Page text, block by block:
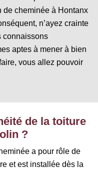
de cheminée à Hontanx
n’ayez crainte
connaissons
aptes à mener à bien
vous allez pouvoir
de la toiture
?
a pour rôle de
et est installée dès la